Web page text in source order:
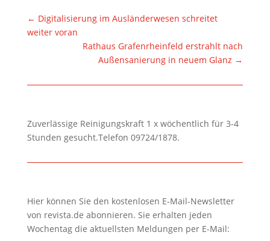
← Digitalisierung im Ausländerwesen schreitet
weiter voran
Rathaus Grafenrheinfeld erstrahlt nach
Außensanierung in neuem Glanz →
Zuverlässige Reinigungskraft 1 x wöchentlich für 3-4
Stunden gesucht.Telefon 09724/1878.
Hier können Sie den kostenlosen E-Mail-Newsletter
von revista.de abonnieren. Sie erhalten jeden
Wochentag die aktuellsten Meldungen per E-Mail: